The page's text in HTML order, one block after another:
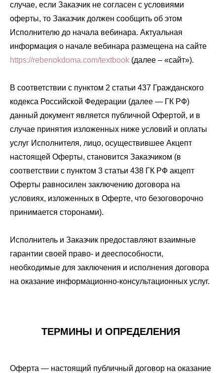
случае, если Заказчик не согласен с условиями
оферты, то Заказчик должен сообщить об этом
Исполнителю до начала вебинара. Актуальная
информация о начале вебинара размещена на сайте
https://rebenokdoma.com/textbook (далее – «сайт»).
В соответствии с пунктом 2 статьи 437 Гражданского
кодекса Российской Федерации (далее — ГК РФ)
данный документ является публичной Офертой, и в
случае принятия изложенных ниже условий и оплаты
услуг Исполнителя, лицо, осуществившее Акцепт
настоящей Оферты, становится Заказчиком (в
соответствии с пунктом 3 статьи 438 ГК РФ акцепт
Оферты равносилен заключению договора на
условиях, изложенных в Оферте, что безоговорочно
принимается сторонами).
Исполнитель и Заказчик предоставляют взаимные
гарантии своей право- и дееспособности,
необходимые для заключения и исполнения договора
на оказание информационно-консультационных услуг.
ТЕРМИНЫ И ОПРЕДЕЛЕНИЯ
Оферта — настоящий публичный договор на оказание